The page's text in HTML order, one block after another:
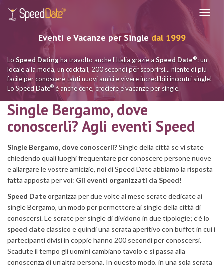
Eventi e Vacanze per Single dal 1999
Lo Speed Datingha travolto anche l'Italia grazie a Speed Date®: un
locale alla moda, un cocktail, 200 secondi per scoprirsi... niente di più
facile per conoscere tanti nuovi amici e vivere incredibili incontri single!
Lo Speed Date® è anche cene, crociere e vacanze per single.
Single Bergamo, dove
conoscerli? Agli eventi Speed
Single Bergamo, dove conoscerli?Single della città se vi state
chiedendo quali luoghi frequentare per conoscere persone nuove
e allargare le vostre amicizie, noi di Speed Date abbiamo la risposta
fatta apposta per voi: Gli eventi organizzati da Speed!
Speed Dateorganizza per due volte al mese serate dedicate ai
single Bergamo, un modo per permettere ai single della città di
conoscersi. Le serate per single di dividono in due tipologie; c’è lo
speed dateclassico e quindi una serata aperitivo con buffet in cui i
partecipanti divisi in coppie hanno 200 secondi per conoscersi.
Scadute il tempo gli uomini cambiano tavolo e si passa alla
conoscenza di un’altra persona. In questo modo, in una sola serata